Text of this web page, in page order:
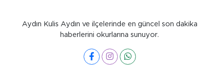
Aydın Kulis Aydın ve ilçelerinde en güncel son dakika
haberlerini okurlarına sunuyor.